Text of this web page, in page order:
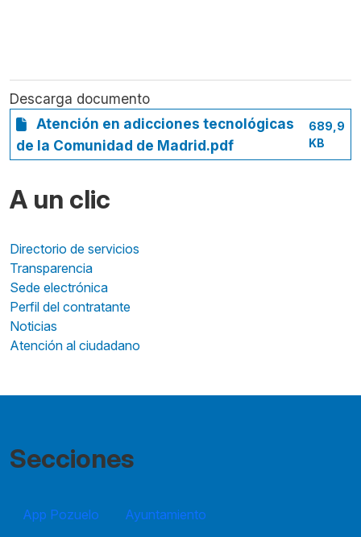
Descarga documento
Atención en adicciones tecnológicas
de la Comunidad de Madrid.pdf
689,9
KB
A un clic
Directorio de servicios
Transparencia
Sede electrónica
Perfil del contratante
Noticias
Atención al ciudadano
Secciones
App Pozuelo
Ayuntamiento